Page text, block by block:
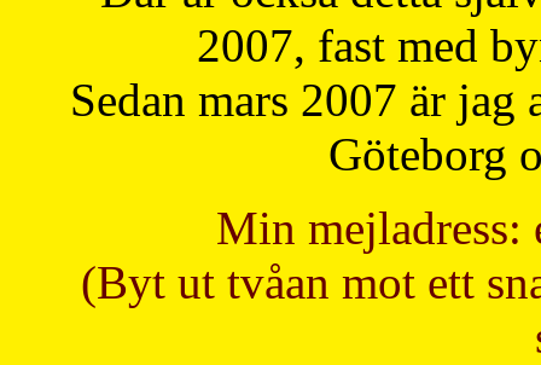
2007, fast med
Sedan mars 2007 är
Göteborg
Min mejladress:
(Byt ut tvåan mot ett